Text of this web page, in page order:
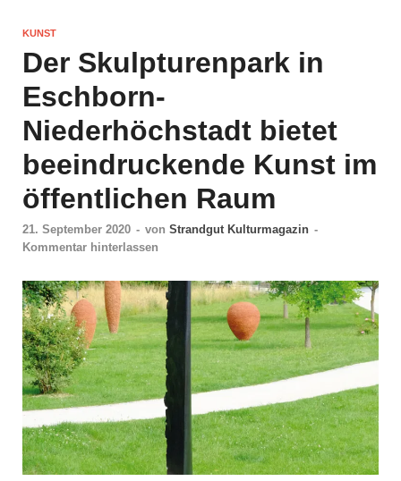
KUNST
Der Skulpturenpark in
Eschborn-
Niederhöchstadt bietet
beeindruckende Kunst im
öffentlichen Raum
21. September 2020 - von Strandgut Kulturmagazin -
Kommentar hinterlassen